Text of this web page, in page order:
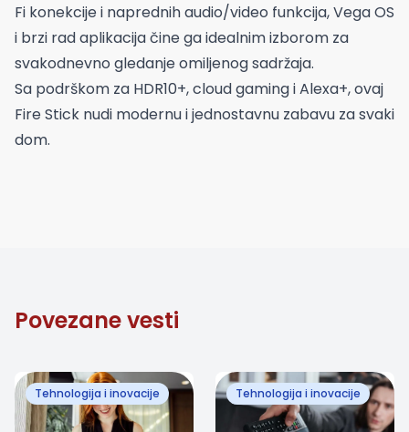
Fi konekcije i naprednih audio/video funkcija, Vega OS
i brzi rad aplikacija čine ga idealnim izborom za
svakodnevno gledanje omiljenog sadržaja.
Sa podrškom za HDR10+, cloud gaming i Alexa+, ovaj
Fire Stick nudi modernu i jednostavnu zabavu za svaki
dom.
Povezane vesti
Tehnologija i inovacije Tehnologija i inovacije